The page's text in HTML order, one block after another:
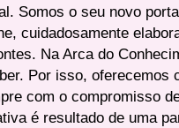
Somos o seu novo
cuidadosamente
Na Arca do
Por isso, oferecemos
com o compromisso
é resultado de uma